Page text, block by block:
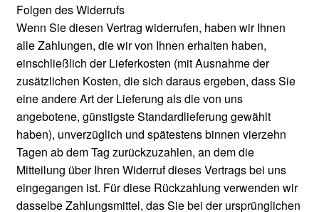
Folgen des Widerrufs
Wenn Sie diesen Vertrag widerrufen, haben wir Ihnen
alle Zahlungen, die wir von Ihnen erhalten haben,
einschließlich der Lieferkosten (mit Ausnahme der
zusätzlichen Kosten, die sich daraus ergeben, dass Sie
eine andere Art der Lieferung als die von uns
angebotene, günstigste Standardlieferung gewählt
haben), unverzüglich und spätestens binnen vierzehn
Tagen ab dem Tag zurückzuzahlen, an dem die
Mitteilung über Ihren Widerruf dieses Vertrags bei uns
eingegangen ist. Für diese Rückzahlung verwenden wir
dasselbe Zahlungsmittel, das Sie bei der ursprünglichen